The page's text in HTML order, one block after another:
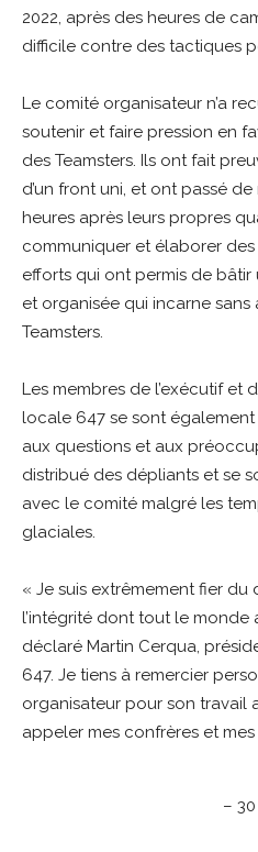
2022, après des heures de
difficile contre des tactiques
Le comité organisateur n’a
soutenir et faire pression en
des Teamsters. Ils ont fait
d’un front uni, et ont passé
heures après leurs propres
communiquer et élaborer
efforts qui ont permis de
et organisée qui incarne sans
Teamsters.
Les membres de l’exécutif et
locale 647 se sont
aux questions et aux
distribué des dépliants et se
avec le comité malgré les
glaciales.
« Je suis extrêmement fier
l’intégrité dont tout le monde
déclaré Martin Cerqua,
647. Je tiens à remercier
organisateur pour son travail
appeler mes confrères et
–